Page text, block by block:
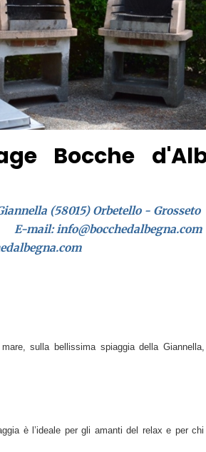
Bocche
(58015) Orbetello - Grosseto
E-mail: info@bocchedalbegna.com
sulla bellissima spiaggia della
è l’ideale per gli amanti del relax e per